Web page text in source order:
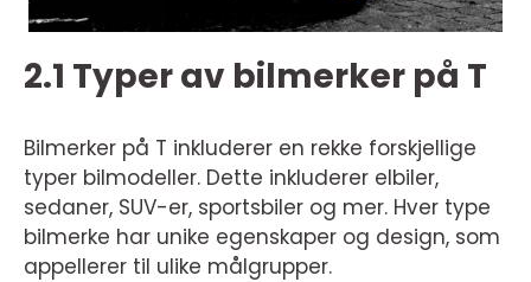
2.1 Typer av bilmerker på T
Bilmerker på T inkluderer en rekke forskjellige
typer bilmodeller. Dette inkluderer elbiler,
sedaner, SUV-er, sportsbiler og mer. Hver type
bilmerke har unike egenskaper og design, som
appellerer til ulike målgrupper.